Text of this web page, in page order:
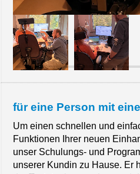
für eine Person mit
Um einen schnellen und
Funktionen Ihrer neuen
unser Schulungs- und
unserer Kundin zu Hause. Er